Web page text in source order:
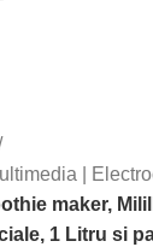
|
maker,
1 Litru si